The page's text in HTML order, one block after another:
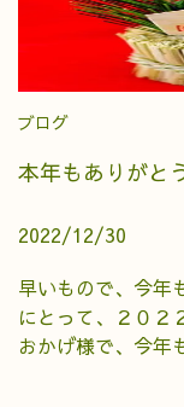
ブログ
本年もありがと
2022/12/30
早いもので、今年
にとって、２０２
おかげ様で、今年